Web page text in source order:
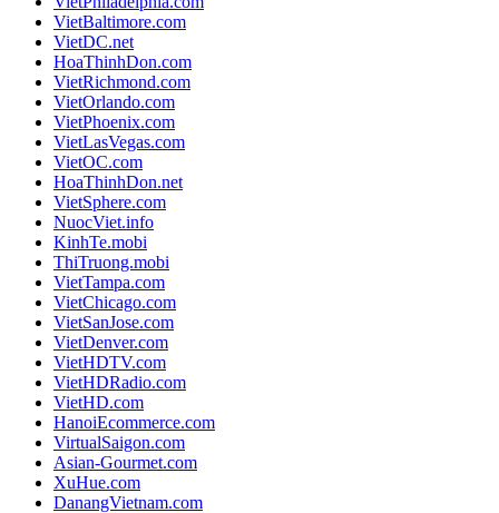
VietBaltimore.com
VietDC.net
HoaThinhDon.com
VietRichmond.com
VietOrlando.com
VietPhoenix.com
VietLasVegas.com
VietOC.com
HoaThinhDon.net
VietSphere.com
NuocViet.info
KinhTe.mobi
ThiTruong.mobi
VietTampa.com
VietChicago.com
VietSanJose.com
VietDenver.com
VietHDTV.com
VietHDRadio.com
VietHD.com
HanoiEcommerce.com
VirtualSaigon.com
Asian-Gourmet.com
XuHue.com
DanangVietnam.com